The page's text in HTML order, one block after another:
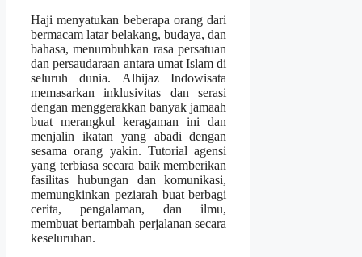
Haji menyatukan beberapa orang dari
bermacam latar belakang, budaya, dan
bahasa, menumbuhkan rasa persatuan
dan persaudaraan antara umat Islam di
seluruh dunia. Alhijaz Indowisata
memasarkan inklusivitas dan serasi
dengan menggerakkan banyak jamaah
buat merangkul keragaman ini dan
menjalin ikatan yang abadi dengan
sesama orang yakin. Tutorial agensi
yang terbiasa secara baik memberikan
fasilitas hubungan dan komunikasi,
memungkinkan peziarah buat berbagi
cerita, pengalaman, dan ilmu,
membuat bertambah perjalanan secara
keseluruhan.